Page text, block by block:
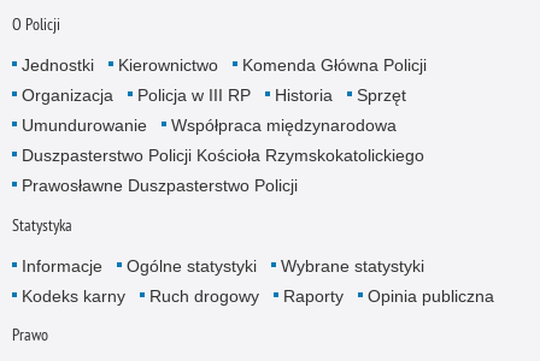
O Policji
Jednostki Kierownictwo
Komenda Główna Policji
Organizacja
Policja w III RP Historia
Sprzęt
Umundurowanie
Współpraca międzynarodowa
Duszpasterstwo Policji Kościoła Rzymskokatolickiego
Prawosławne Duszpasterstwo Policji
Statystyka
Informacje Ogólne statystyki
Wybrane statystyki
Kodeks karny
Ruch drogowy Raporty Opinia publiczna
Prawo